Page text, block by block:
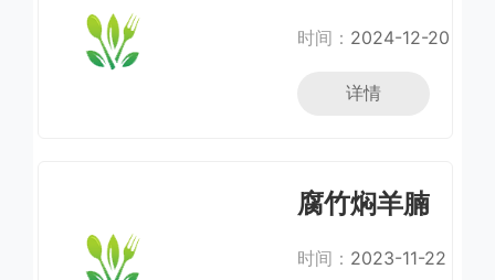
时间： 2024-12-20
详情
腐竹焖羊腩
时间： 2023-11-22